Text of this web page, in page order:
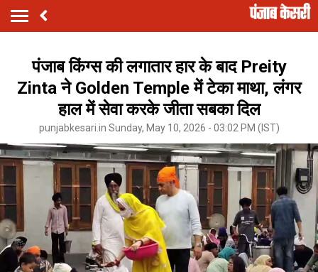
पंजाब किंग्स की लगातार हार के बाद Preity
Zinta ने Golden Temple में टेका माथा, लंगर
हाल में सेवा करके जीता सबका दिल
punjabkesari.in Sunday, May 10, 2026 - 03:02 PM (IST)